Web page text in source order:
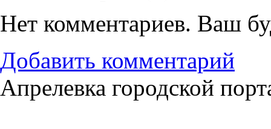
Нет комментариев. Ваш
Добавить комментарий
Апрелевка городской